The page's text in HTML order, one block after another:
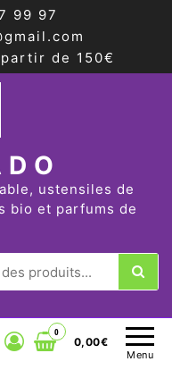
99 97
de 150€
ustensiles de
bio et parfums de
Menu
0
0,00€